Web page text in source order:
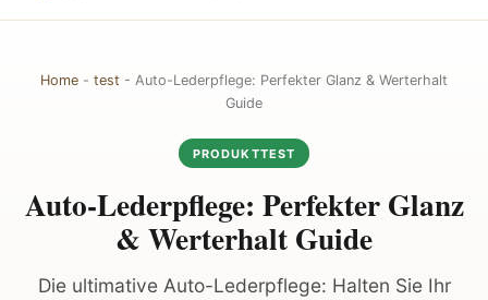
Home - test - Auto-Lederpflege: Perfekter Glanz & Werterhalt
Guide
PRODUKTTEST
Auto-Lederpflege: Perfekter Glanz
& Werterhalt Guide
Die ultimative Auto-Lederpflege: Halten Sie Ihr